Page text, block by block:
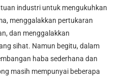
industri untuk mengukuhkan
menggalakkan pertukaran
dan menggalakkan
sihat. Namun begitu, dalam
haba sederhana dan
masih mempunyai beberapa